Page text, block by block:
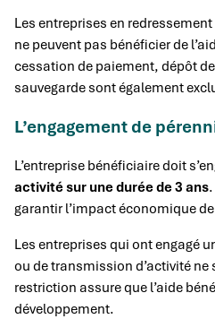
Les entreprises en
ne peuvent pas bénéficier de
cessation de paiement, dépôt
sauvegarde sont également
L’engagement de
L’entreprise bénéficiaire doit
activité sur une durée de 3 ans
garantir l’impact économique
Les entreprises qui ont engagé
ou de transmission d’activité
restriction assure que l’aide
développement.